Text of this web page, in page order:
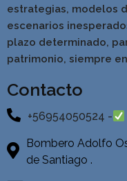
estrategias, modelos
escenarios
plazo determinado,
patrimonio, siempre
Contacto
+56954050524 -
Bombero Adolfo
de Santiago .